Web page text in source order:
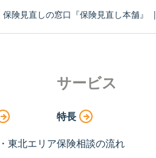
険見直しの窓口『保険見直し本舗』 |
東北エリア
サービス
特長
保険相談の流れ